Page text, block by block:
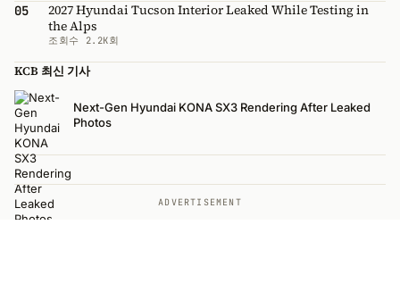
05
2027 Hyundai Tucson Interior Leaked While Testing in
the Alps
조회수 2.2K회
KCB 최신 기사
Next-Gen Hyundai KONA SX3 Rendering After Leaked
Photos
ADVERTISEMENT